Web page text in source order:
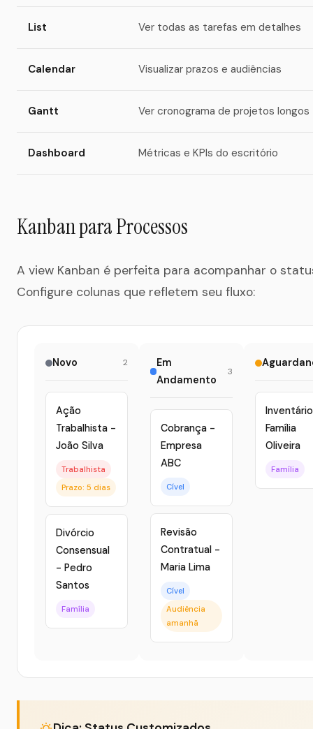
List Ver todas as tarefas em detalhes
Calendar Visualizar prazos e audiências
Gantt Ver cronograma de projetos longos
Dashboard Métricas e KPIs do escritório
Kanban para Processos
A view Kanban é perfeita para acompanhar o
Configure colunas que refletem seu fluxo:
Novo 2
Ação
Trabalhista -
João Silva
Trabalhista
Prazo: 5 dias
Divórcio
Consensual
- Pedro
Santos
Família
Em
Andamento
3
Cobrança -
Empresa
ABC
Cível
Revisão
Contratual -
Maria Lima
Cível
Audiência
amanhã
Família
Oliveira
Família